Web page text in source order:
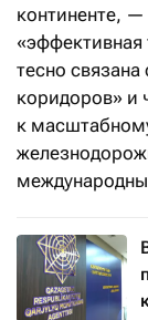
континенте, —
тесно
коридоров» и
к